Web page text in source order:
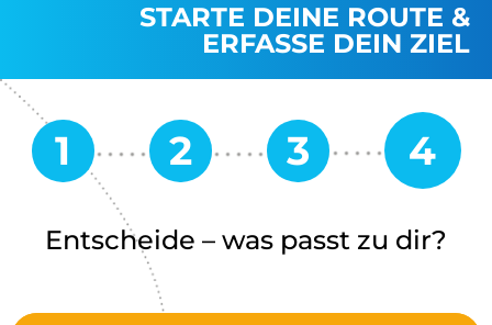
STARTE DEINE ROUTE &
ERFASSE DEIN ZIEL
Entscheide – was passt zu dir?